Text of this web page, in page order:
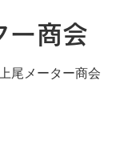
ー商会
尾メーター商会